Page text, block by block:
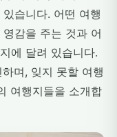
습니다. 어떤 여행
감을 주는 것과 어
에 달려 있습니다.
며, 잊지 못할 여행
여행지들을 소개합